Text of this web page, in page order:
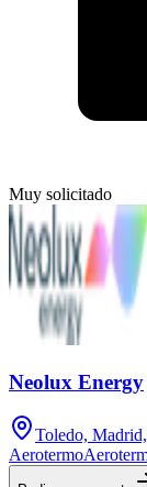
Muy solicitado
Neolux Energy
Toledo,
Aerotermo